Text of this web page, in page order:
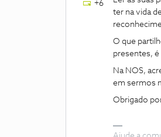
+6
ter na vida
O que
presentes,
Na NOS,
em sermos
Obrigado